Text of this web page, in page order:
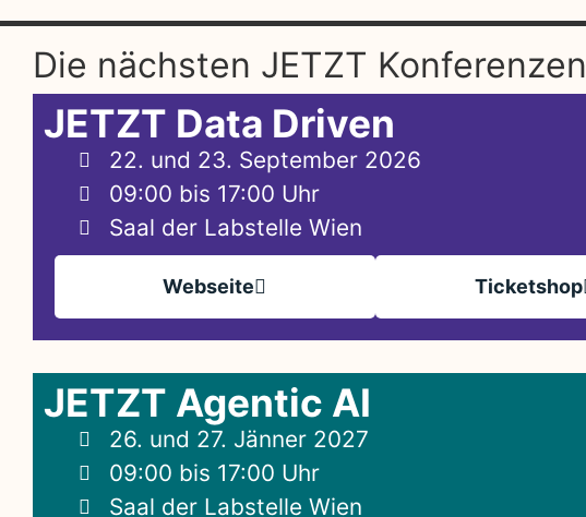
Die nächsten JETZT Konferenzen
JETZT Data Driven
22. und 23. September 2026
09:00 bis 17:00 Uhr
Saal der Labstelle Wien
Webseite Ticketshop
JETZT Agentic AI
26. und 27. Jänner 2027
09:00 bis 17:00 Uhr
Saal der Labstelle Wien